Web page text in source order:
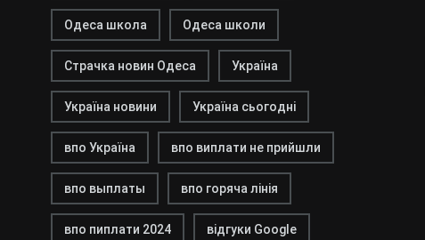
Одеса школа Одеса школи
Страчка новин Одеса Україна
Україна новини Україна сьогодні
впо Україна впо виплати не прийшли
впо выплаты впо горяча лінія
впо пиплати 2024 відгуки Google